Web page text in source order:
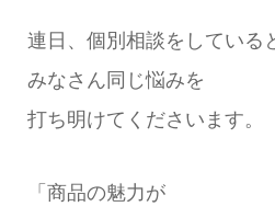
連日、個別相談をしている
みなさん同じ悩みを
打ち明けてくださいます。
「商品の魅力が